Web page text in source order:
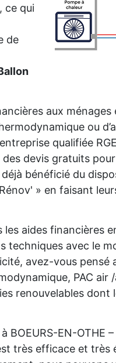
, ce qui
de
aux
ou
qualifiée
des devis gratuits
bénéficié du
» en faisant
les aides financières
techniques avec le
avez-vous pensé
PAC air
renouvelables
EN-OTHE
très efficace et très